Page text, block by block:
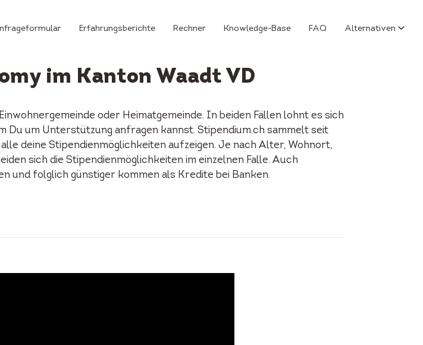
Erfahrungsberichte Rechner Knowledge-Base FAQ Alternativen
im Kanton Waadt VD
oder Heimatgemeinde. In beiden Fällen lohnt es sich
Du um Unterstützung anfragen kannst. Stipendium.ch sammelt seit
deine Stipendienmöglichkeiten aufzeigen. Je nach Alter, Wohnort,
sich die Stipendienmöglichkeiten im einzelnen Falle. Auch
und folglich günstiger kommen als Kredite bei Banken.